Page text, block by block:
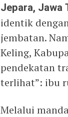
Jepara, Jawa
identik
jembatan.
Keling,
pendekatan
terlihat”: ibu
Melalui